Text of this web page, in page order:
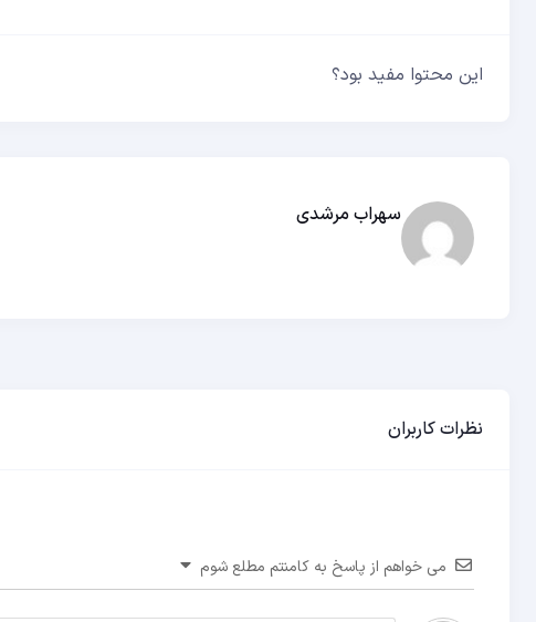
این محتوا مفید بود؟
سهراب مرشدی
نظرات کاربران
می خواهم از پاسخ به کامنتم مطلع شوم